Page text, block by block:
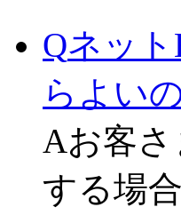
Qネッ
らよい
Aお客
する場